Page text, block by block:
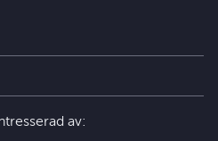
av: